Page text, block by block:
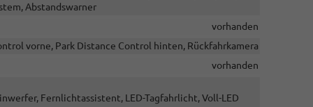
Abstandswarner
vorhanden
vorne, Park Distance Control hinten, Rückfahrkamera
vorhanden
Fernlichtassistent, LED-Tagfahrlicht, Voll-LED